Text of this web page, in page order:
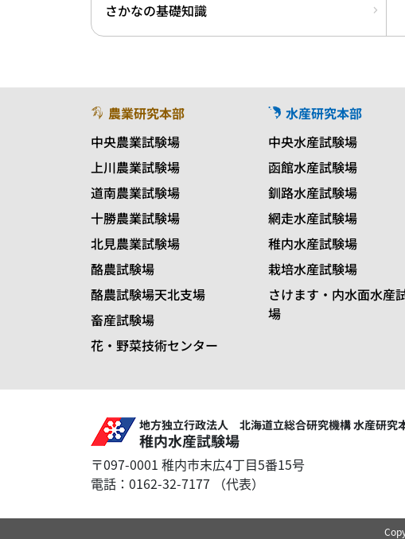
さかなの基礎知識
農業研究本部
中央農業試験場
上川農業試験場
道南農業試験場
十勝農業試験場
北見農業試験場
酪農試験場
酪農試験場天北支場
畜産試験場
花・野菜技術センター
水産研究本部
中央水産試験場
函館水産試験場
釧路水産試験場
網走水産試験場
稚内水産試験場
栽培水産試験場
さけます・内水面水産
場
地方独立行政法人 北海道立総合研究機構 水産研究
稚内水産試験場
〒097-0001 稚内市末広4丁目5番15号
電話：0162-32-7177 （代表）